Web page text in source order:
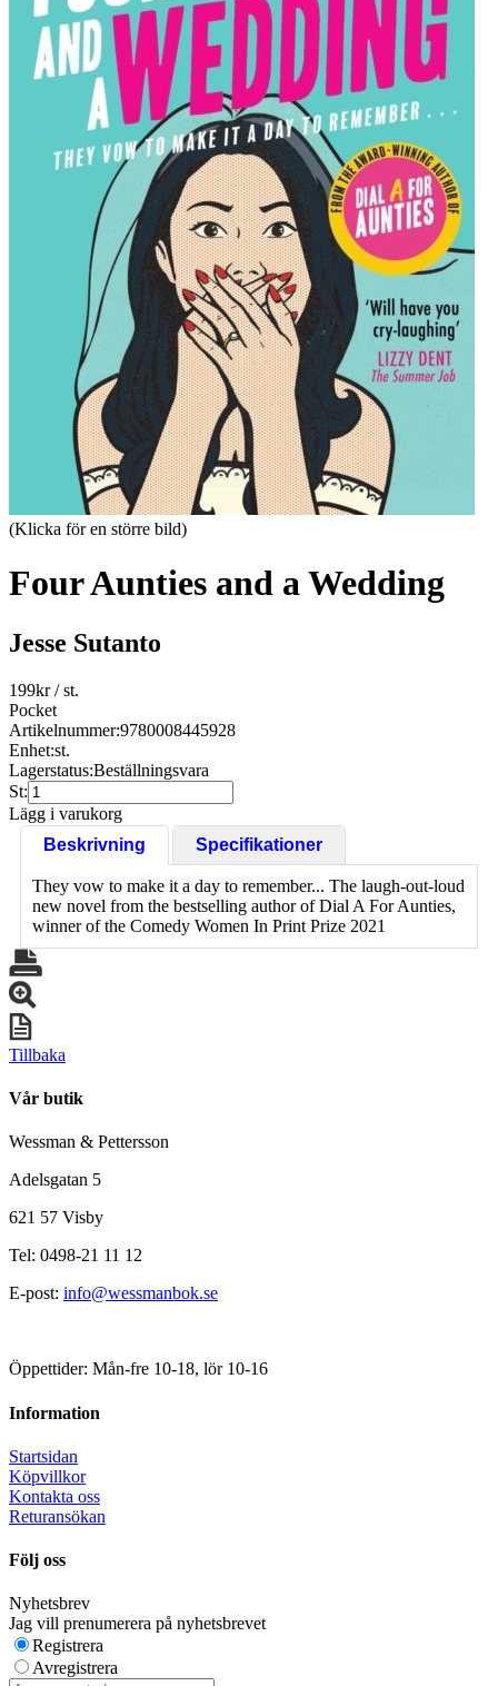
(Klicka för en större bild)
Four Aunties and a Wedding
Jesse Sutanto
199kr/ st.
Pocket
Artikelnummer:9780008445928
Enhet:st.
Lagerstatus:Beställningsvara
St:
Lägg i varukorg
Beskrivning
Specifikationer
They vow to make it a day to remember... The laugh-out-loud
new novel from the bestselling author of Dial A For Aunties,
winner of the Comedy Women In Print Prize 2021
Tillbaka
Vår butik
Wessman & Pettersson
Adelsgatan 5
621 57 Visby
Tel: 0498-21 11 12
E-post: info@wessmanbok.se
Öppettider: Mån-fre 10-18, lör 10-16
Information
Startsidan
Köpvillkor
Kontakta oss
Returansökan
Följ oss
Nyhetsbrev
Jag vill prenumerera på nyhetsbrevet
Registrera
Avregistrera